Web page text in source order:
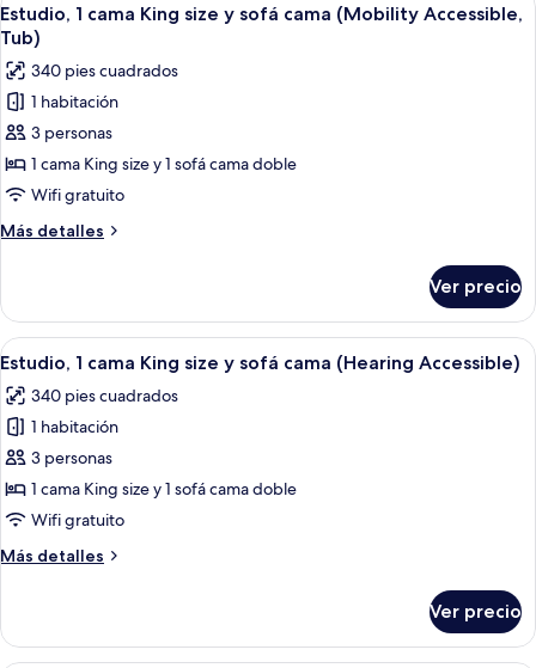
camas
todas
las
fotos
de
Estudio,
1
cama
King
size
sofá
cama
(Mobility
Accessible,
Tub)
4
Estudio, 1 cama King size y sofá cama (Mobility Accessible,
Tub)
340 pies cuadrados
1 habitación
3 personas
1 cama King size y 1 sofá cama doble
Wifi gratuito
Más detalles
Más
1
cama
King
y
sofá
cama
(Mobility
Accessible,
Tub)
Ver precio
Abrir
todas
las
fotos
de
Estudio,
1
King
sofá
Habitación de hotel moderna con
5
Estudio, 1 cama King size y sofá cama (Hearing Accessible)
340 pies cuadrados
1 habitación
3 personas
1 cama King size y 1 sofá cama doble
Wifi gratuito
Más detalles
Más
1
cama
Ver precio